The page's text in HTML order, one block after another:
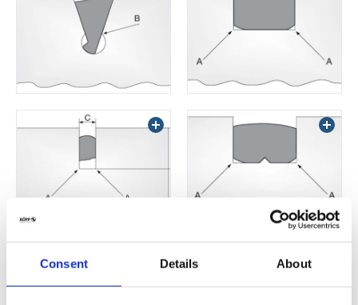
Consent Details About